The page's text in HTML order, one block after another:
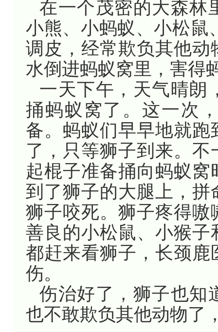
在一个茂密的大森林
小熊、小蚂蚁、小松
调皮，经常欺负其他
水倒进蚂蚁窝里，害得
一天下午，天气晴朗
捅蚂蚁窝了。这一次
备。蚂蚁们早早地就
了，只等狮子到来。
起棍子准备捅向蚂蚁
到了狮子的大腿上，
狮子咬死。狮子疼得
善良的小松鼠、小猴
都赶来看狮子，长颈
伤。
伤治好了，狮子也知
也不敢欺负其他动物了